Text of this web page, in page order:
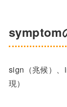
symptom
sign（兆候）
現）